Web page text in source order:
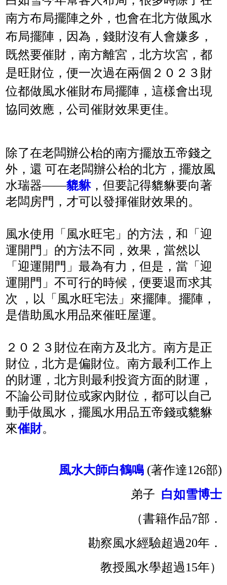
南方布局擺陣之外，也會在北方做風水
布局擺陣，因為，錢財沒有人會嫌多，
既然要催財，南方離宮，北方坎宮，都
是旺財位，便一次過在兩個２０２３財
位都做風水催財布局擺陣，這樣會出現
協同效應，公司催財效果更佳。
除了在老闆辦公枱的南方擺放五帝錢之
外，還 可在老闆辦公枱的北方，擺放風
水瑞器——貔貅，但要記得貔貅要向著
老闆房門，才可以發揮催財效果的。
風水使用「風水旺宅」的方法，和「迎
運開門」的方法不同，效果，當然以
「迎運開門」最為有力，但是，當「迎
運開門」不可行的時候，便要退而求其
次 ，以「風水旺宅法」來擺陣。擺陣，
是借助風水用品來催旺屋運。
２０２３財位在南方及北方。南方是正
財位，北方是偏財位。南方最利工作上
的財運，北方則最利投資方面的財運，
不論公司財位或家內財位，都可以自己
動手做風水，擺風水用品五帝錢或貔貅
來催財。
風水大師白鶴鳴(著作達126部)
弟子 白如雪博士
（書籍作品7部．
勘察風水經驗超過20年．
教授風水學超過15年）